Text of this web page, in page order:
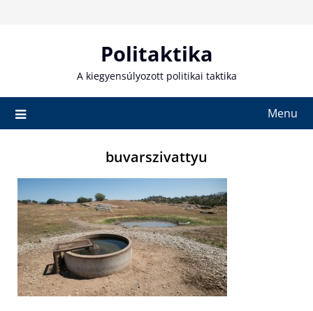
Politaktika
A kiegyensúlyozott politikai taktika
Menu
buvarszivattyu